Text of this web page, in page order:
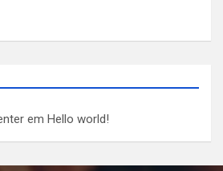
em Hello world!